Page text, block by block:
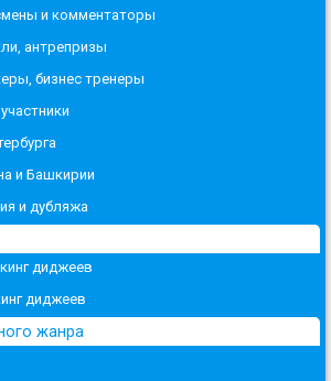
и комментаторы
антрепризы
бизнес тренеры
и Башкирии
и дубляжа
диджеев
диджеев
жанра